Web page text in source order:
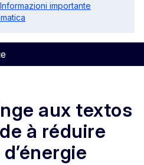
Informazioni importante
aux textos
à réduire